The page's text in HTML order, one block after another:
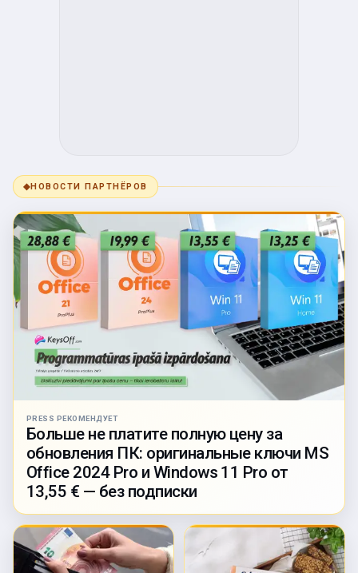
◆НОВОСТИ ПАРТНЁРОВ
PRESS РЕКОМЕНДУЕТ
Больше не платите полную цену за
обновления ПК: оригинальные ключи MS
Office 2024 Pro и Windows 11 Pro от
13,55 € — без подписки